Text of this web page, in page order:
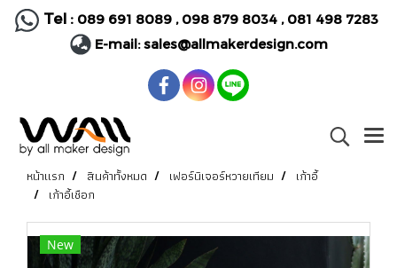
Tel : 089 691 8089, 098 879 8034 , 081 498 7283
E-mail:sales@allmakerdesign.com
หน้าแรก สินค้าทั้งหมด เฟอร์นิเจอร์หวายเทียม
เก้าอี้
เก้าอี้เชือก
New